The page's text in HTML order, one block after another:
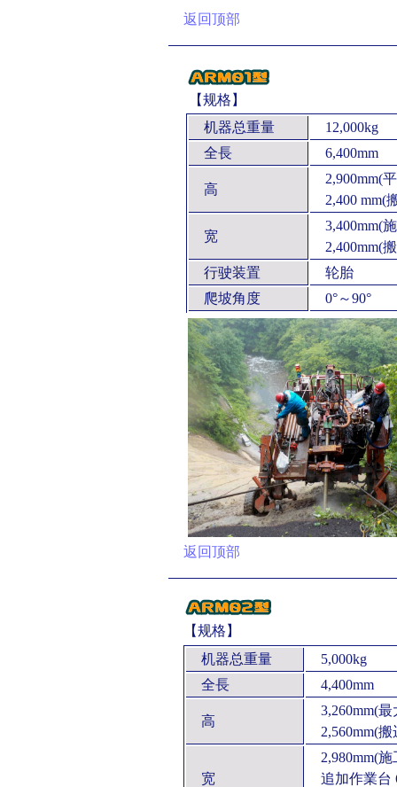
返回顶部
【规格】
机器总重量
12,000kg
全長
6,400mm
高
2,900mm(
2,400 mm(
宽
3,400mm(
2,400mm(
行驶装置
轮胎
爬坡角度
0°～90°
返回顶部
【规格】
机器总重量
5,000kg
全長
4,400mm
高
3,260mm(最
2,560mm(搬
宽
2,980mm(施
追加作業